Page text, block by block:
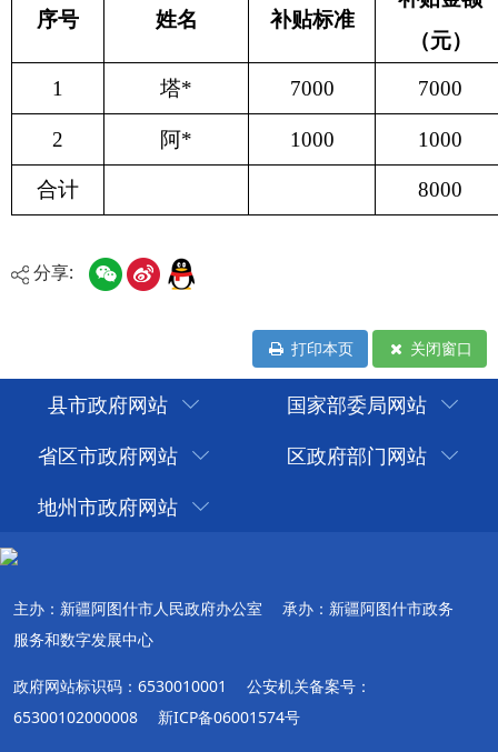
分享:
打印本页 关闭窗口
县市政府网站
国家部委局网站
省区市政府网站
区政府部门网站
地州市政府网站
主办：新疆阿图什市人民政府办公室
承办：新疆阿图什市政务
服务和数字发展中心
政府网站标识码：6530010001
公安机关备案号：
65300102000008
新ICP备06001574号